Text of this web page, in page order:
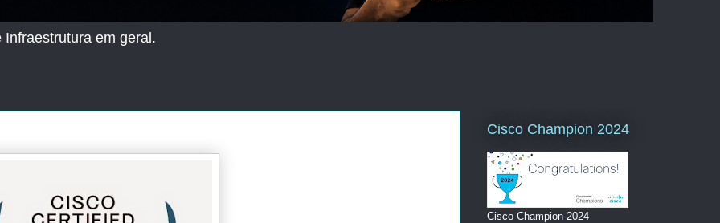
em geral.
Cisco Champion 2024
Cisco Champion 2024